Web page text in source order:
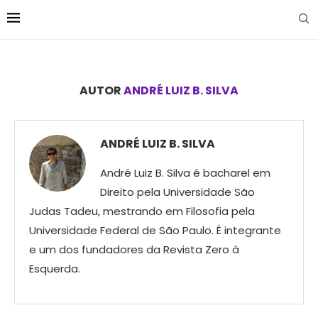
AUTORANDRÉ LUIZ B. SILVA
ANDRÉ LUIZ B. SILVA
André Luiz B. Silva é bacharel em
Direito pela Universidade São
Judas Tadeu, mestrando em Filosofia pela
Universidade Federal de São Paulo. É integrante
e um dos fundadores da Revista Zero à
Esquerda.